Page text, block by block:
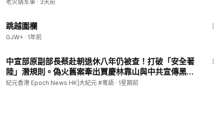
老火锅军事 · 3天前
跳越圍欄
GJW+ · 1年前
中宣部原副部長蔡赴朝退休八年仍被查！打破「安全著
陸」潛規則。偽火舊案牽出賈慶林靠山與中共宣傳黑幕
l#紀元香港 粵語
紀元香港 Epoch News HK|大紀元 #粵語 · 1星期前